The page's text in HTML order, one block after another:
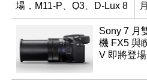
場，M11-P、Q3、D-Lux 8
領銜換裝
Sony 7 月
機 FX5 與
V 即將登場